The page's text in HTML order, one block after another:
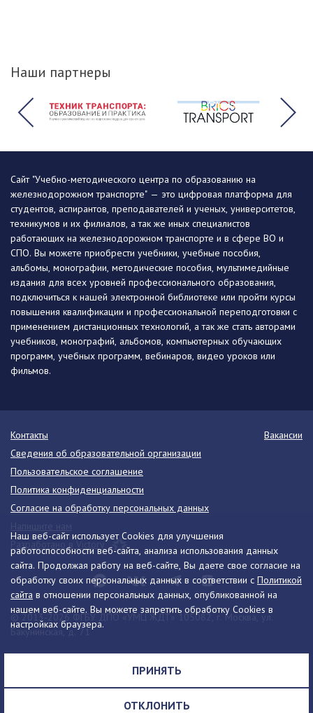
Наши партнеры
Наш веб-сайт использует Cookies для улучшения
работоспособности веб-сайта, анализа использования данных
сайта. Продолжая работу на веб-сайте, Вы даете свое согласие на
обработку своих персональных данных в соответствии с Политикой
сайта в отношении персональных данных, опубликованной на
нашем веб-сайте. Вы можете запретить обработку Cookies в
настройках браузера.
ПРИНЯТЬ
ОТКЛОНИТЬ
Сайт "Учебно-методического центра по образованию на
железнодорожном транспорте" — это цифровая платформа для
студентов, аспирантов, преподавателей и ученых, университетов,
техникумов и их филиалов, а так же иных специалистов
работающих на железнодорожном транспорте и в сфере ВО и
СПО. Вы можете приобрести учебники, учебные пособия,
альбомы, монографии, методические пособия, мультимедийные
издания для всех уровней профессионального образования,
подключиться к нашей электронной библиотеке или пройти курсы
повышения квалификации и профессиональной переподготовки с
применением дистанционных технологий, а так же стать авторами
учебников, монографий, альбомов, компьютерных обучающих
программ, учебных программ, вебинаров, видео уроков или
фильмов.
© 2013-2026 ФГБУ ДПО «УМЦ ЖДТ» 105082, г. Москва, ул.
Бакунинская, д. 71
Телефон:8 (495) 739-00-30 info@umczdt.ru
схема проезда
Контакты
Вакансии
Сведения об образовательной организации
Пользовательское соглашение
Политика конфиденциальности
Согласие на обработку персональных данных
Разработано в Victory